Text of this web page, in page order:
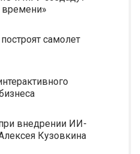
времени»
самолет
внедрении ИИ-
Кузовкина